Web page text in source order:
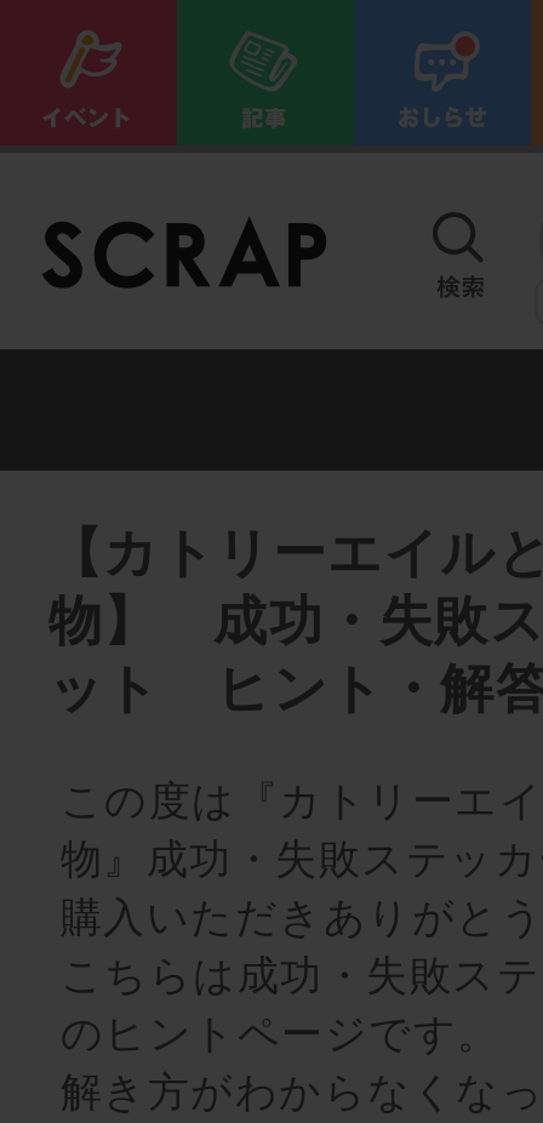
【カトリーエイル
物】 成功・失敗
ット ヒント・解
この度は『カトリーエ
物』成功・失敗ステッ
購入いただきありがと
こちらは成功・失敗ス
のヒントページです。
解き方がわからなくな